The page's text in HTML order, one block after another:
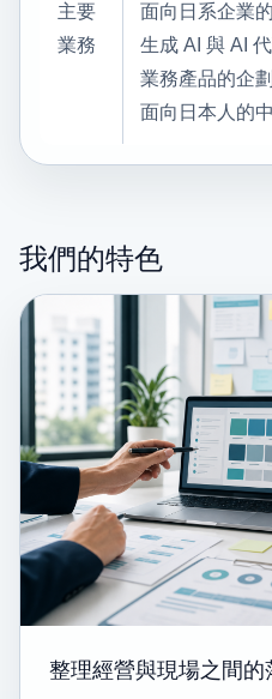
主要
業務
面向日系企業
生成 AI 與 AI
業務產品的企
面向日本人的
我們的特色
整理經營與現場之間的